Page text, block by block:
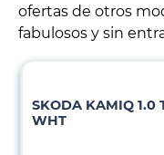
ofertas de otros
fabulosos y sin
SKODA KAMIQ 1.0
WHT